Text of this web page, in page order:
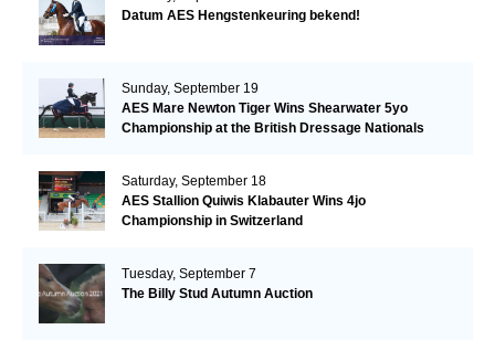
Datum AES Hengstenkeuring bekend!
Sunday, September 19
AES Mare Newton Tiger Wins Shearwater 5yo
Championship at the British Dressage Nationals
Saturday, September 18
AES Stallion Quiwis Klabauter Wins 4jo
Championship in Switzerland
Tuesday, September 7
The Billy Stud Autumn Auction